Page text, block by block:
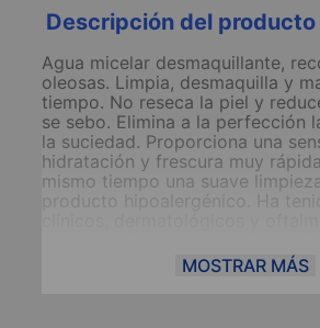
Descripción del producto
Agua micelar desmaquillante,
oleosas. Limpia, desmaquilla y
tiempo. No reseca la piel y
se sebo. Elimina a la perfección
la suciedad. Proporciona una
hidratación y frescura muy
mismo tiempo una suave
producto hipoalergénico. Ha
con la ayuda de un algodón. Se
sobre el rostro, el cuello y el
MOSTRAR MÁS